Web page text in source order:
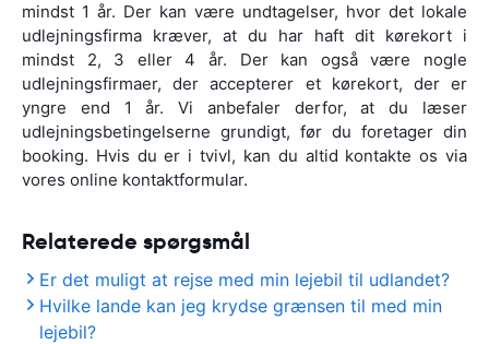
mindst 1 år. Der kan være undtagelser, hvor det lokale
udlejningsfirma kræver, at du har haft dit kørekort i
mindst 2, 3 eller 4 år. Der kan også være nogle
udlejningsfirmaer, der accepterer et kørekort, der er
yngre end 1 år. Vi anbefaler derfor, at du læser
udlejningsbetingelserne grundigt, før du foretager din
booking. Hvis du er i tvivl, kan du altid kontakte os via
vores online kontaktformular.
Relaterede spørgsmål
Er det muligt at rejse med min lejebil til udlandet?
Hvilke lande kan jeg krydse grænsen til med min
lejebil?